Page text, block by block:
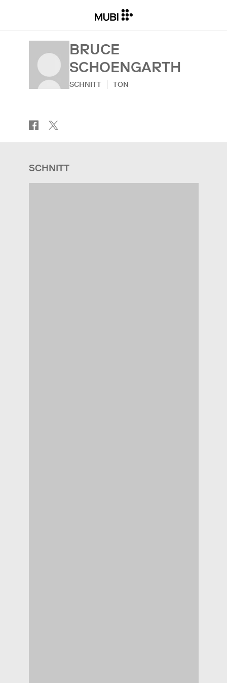
BRUCE
SCHOENGARTH
SCHNITT TON
SCHNITT